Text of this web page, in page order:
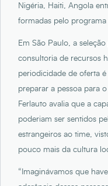
Nigéria, Haiti, Angola
formadas pelo programa
Em São Paulo, a
consultoria de recursos
periodicidade de oferta
preparar a pessoa para
Ferlauto avalia que a
poderiam ser sentidos
estrangeiros ao time,
pouco mais da cultura
“Imaginávamos que